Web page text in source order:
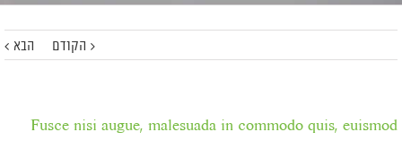
הקודם הבא
Fusce nisi augue, malesuada in commodo quis, euismod